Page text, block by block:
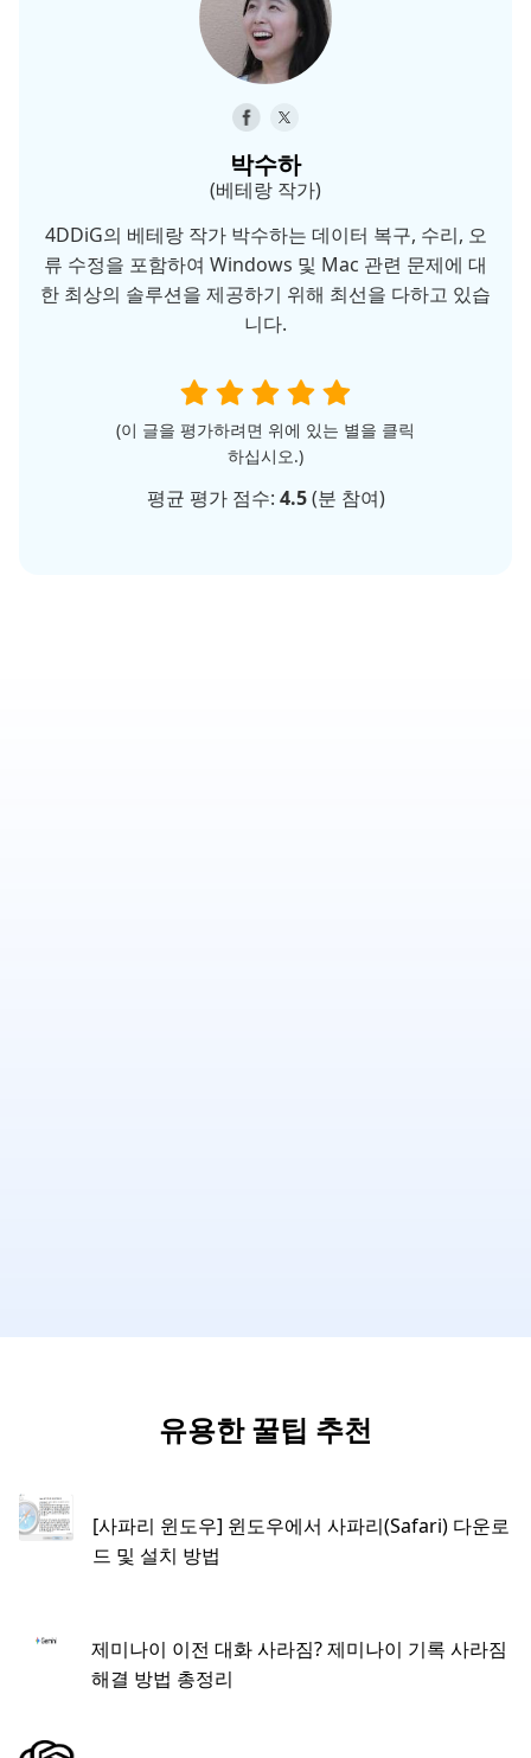
박수하
(베테랑 작가)
4DDiG의 베테랑 작가 박수하는 데이터 복구, 수리, 오
류 수정을 포함하여 Windows 및 Mac 관련 문제에 대
한 최상의 솔루션을 제공하기 위해 최선을 다하고 있습
니다.
(이 글을 평가하려면 위에 있는 별을 클릭
하십시오.)
평균 평가 점수: 4.5(분 참여)
유용한 꿀팁 추천
[사파리 윈도우] 윈도우에서 사파리(Safari) 다운로
드 및 설치 방법
제미나이 이전 대화 사라짐? 제미나이 기록 사라짐
해결 방법 총정리